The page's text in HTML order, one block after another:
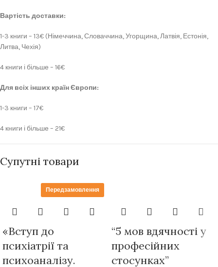
Вартість доставки:
1-3 книги – 13€ (Німеччина, Словаччина, Угорщина, Латвія, Естонія,
Литва, Чехія)
4 книги і більше – 16€
Для всіх інших країн Європи:
1-3 книги – 17€
4 книги і більше – 21€
Супутні товари
Передзамовлення
«Вступ до
психіатрії та
психоаналізу.
“5 мов вдячності у
професійних
стосунках”